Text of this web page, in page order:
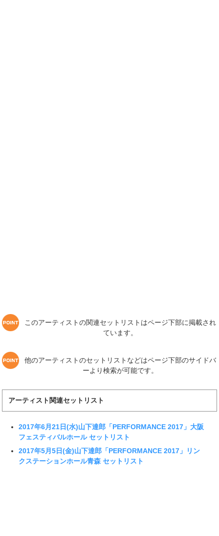
このアーティストの関連セットリストはページ下部に掲載され
ています。
他のアーティストのセットリストなどはページ下部のサイドバ
ーより検索が可能です。
アーティスト関連セットリスト
2017年6月21日(水)山下達郎「PERFORMANCE 2017」大阪
フェスティバルホール セットリスト
2017年5月5日(金)山下達郎「PERFORMANCE 2017」リン
クステーションホール青森 セットリスト